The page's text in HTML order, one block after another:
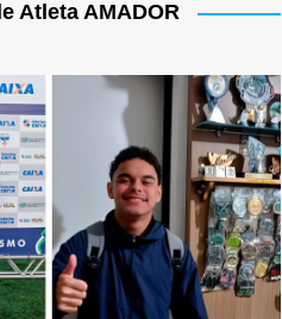
Atleta AMADOR